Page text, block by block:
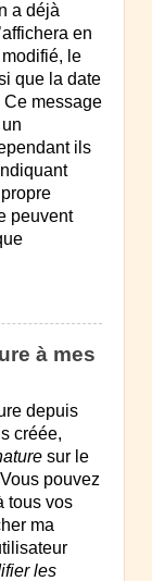
a déjà
en
le
que la date
Ce message
ils
peuvent
à mes
depuis
créée,
sur le
pouvez
tous vos
ma
les